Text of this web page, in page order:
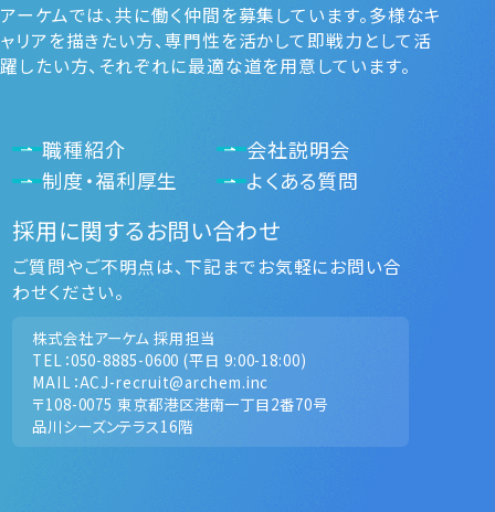
アーケムでは、共に働く仲間を募集しています。多様なキ
ャリアを描きたい⽅、専⾨性を活かして即戦⼒として活
躍したい⽅、それぞれに最適な道を⽤意しています。
職種紹介
会社説明会
制度・福利厚生
よくある質問
採用に関するお問い合わせ
ご質問やご不明点は、下記までお気軽にお問い合
わせください。
株式会社アーケム 採用担当
TEL：050-8885-0600 (平日 9:00-18:00)
MAIL：ACJ-recruit@archem.inc
〒108-0075 東京都港区港南一丁目2番70号
品川シーズンテラス16階